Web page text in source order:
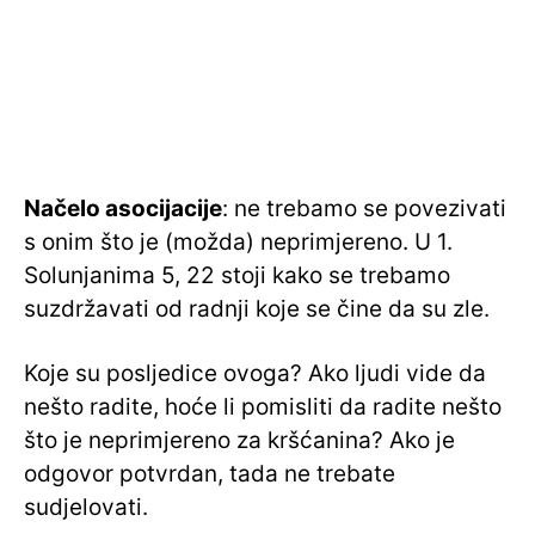
Načelo asocijacije: ne trebamo se povezivati
s onim što je (možda) neprimjereno. U 1.
Solunjanima 5, 22 stoji kako se trebamo
suzdržavati od radnji koje se čine da su zle.
Koje su posljedice ovoga? Ako ljudi vide da
nešto radite, hoće li pomisliti da radite nešto
što je neprimjereno za kršćanina? Ako je
odgovor potvrdan, tada ne trebate
sudjelovati.